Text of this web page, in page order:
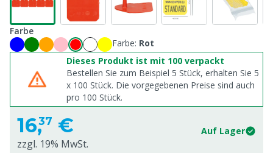
Farbe
Farbe: Rot
Dieses Produkt ist mit 100 verpackt
Bestellen Sie zum Beispiel 5 Stück, erhalten Sie 5
x 100 Stück. Die vorgegebenen Preise sind auch
pro 100 Stück.
16,37 € Auf Lager
zzgl. 19% MwSt.